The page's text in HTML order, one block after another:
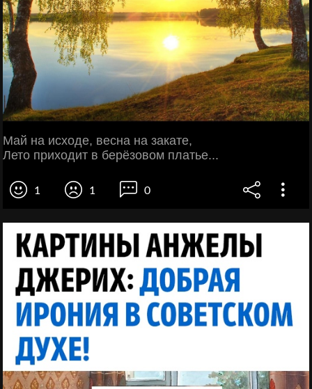
Май на исходе, весна на закате,
Лето приходит в берёзовом платье...
1 1 0